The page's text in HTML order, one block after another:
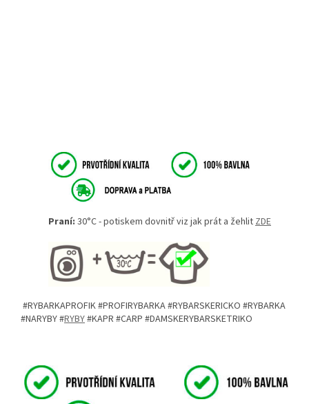
Praní: 30°C - potiskem dovnitř viz jak prát a žehlit ZDE
#RYBARKAPROFIK #PROFIRYBARKA #RYBARSKERICKO #RYBARKA
#NARYBY #RYBY#KAPR #CARP #DAMSKERYBARSKETRIKO